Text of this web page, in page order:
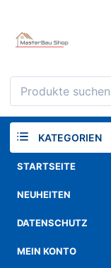
content
Suchen
nach:
KATEGORIEN
STARTSEITE
NEUHEITEN
DATENSCHUTZ
MEIN KONTO